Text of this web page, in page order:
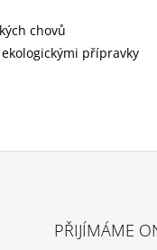
chovů
přípravky
PŘIJÍMÁME